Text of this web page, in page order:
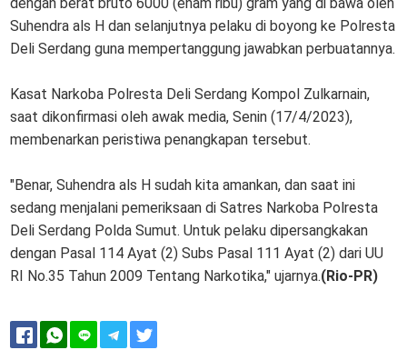
Suhendra als H dan selanjutnya pelaku di boyong ke Polresta
Deli Serdang guna mempertanggung jawabkan perbuatannya.
Kasat Narkoba Polresta Deli Serdang Kompol Zulkarnain,
saat dikonfirmasi oleh awak media, Senin (17/4/2023),
membenarkan peristiwa penangkapan tersebut.
"Benar, Suhendra als H sudah kita amankan, dan saat ini
sedang menjalani pemeriksaan di Satres Narkoba Polresta
Deli Serdang Polda Sumut. Untuk pelaku dipersangkakan
dengan Pasal 114 Ayat (2) Subs Pasal 111 Ayat (2) dari UU
RI No.35 Tahun 2009 Tentang Narkotika," ujarnya.(Rio-PR)